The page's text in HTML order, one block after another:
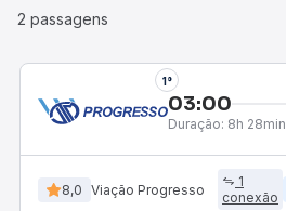
2 passagens
1°
03:00
Duração: 8h 28min
8,0 Viação Progresso
1
conexão